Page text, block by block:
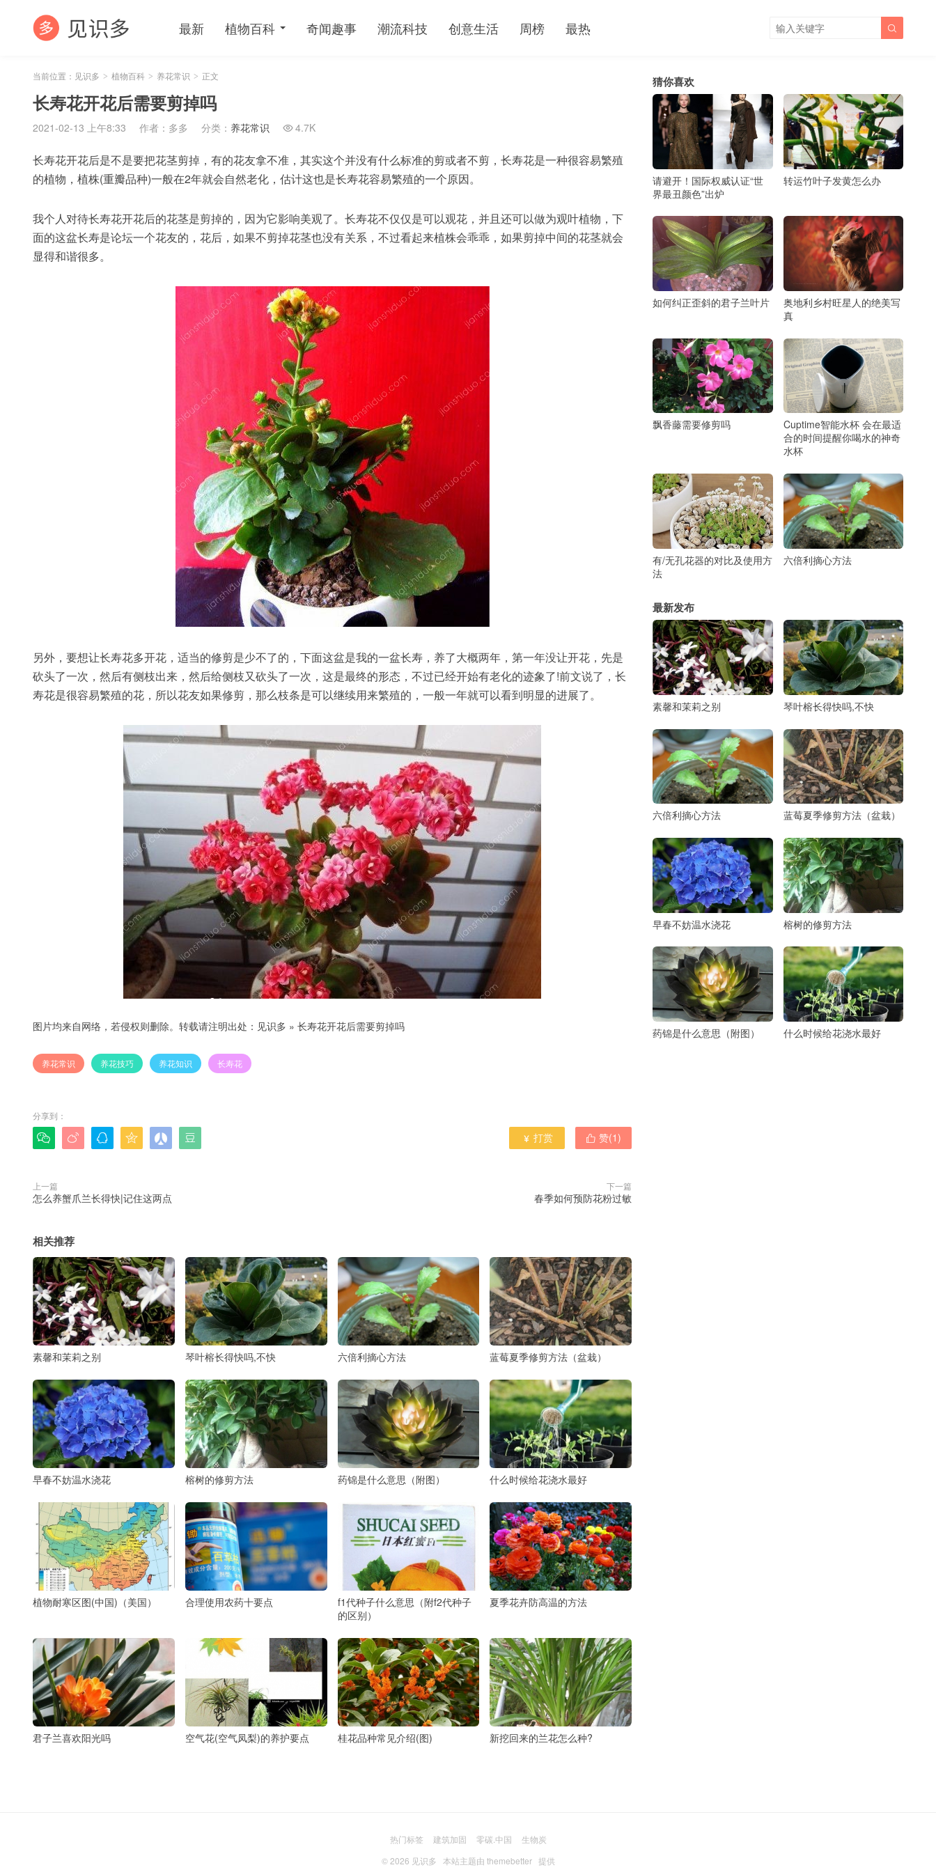
最新 植物百科 奇闻趣事 潮流科技 创意生活 周榜 最热 
当前位置： 见识多 > 植物百科 > 养花常识 > 正文
长寿花开花后需要剪掉吗
2021-02-13 上午8:33 作者：多多 分类： 养花常识  4.7K
长寿花开花后是不是要把花茎剪掉，有的花友拿不准，其实这个并没有什么标准的剪或者不剪，长寿花是一种很容易繁殖
的植物，植株(重瓣品种)一般在2年就会自然老化，估计这也是长寿花容易繁殖的一个原因。
我个人对待长寿花开花后的花茎是剪掉的，因为它影响美观了。长寿花不仅仅是可以观花，并且还可以做为观叶植物，下
面的这盆长寿是论坛一个花友的，花后，如果不剪掉花茎也没有关系，不过看起来植株会乖乖，如果剪掉中间的花茎就会
显得和谐很多。
另外，要想让长寿花多开花，适当的修剪是少不了的，下面这盆是我的一盆长寿，养了大概两年，第一年没让开花，先是
砍头了一次，然后有侧枝出来，然后给侧枝又砍头了一次，这是最终的形态，不过已经开始有老化的迹象了!前文说了，长
寿花是很容易繁殖的花，所以花友如果修剪，那么枝条是可以继续用来繁殖的，一般一年就可以看到明显的进展了。
图片均来自网络，若侵权则删除。转载请注明出处： 见识多 » 长寿花开花后需要剪掉吗
养花常识 养花技巧 养花知识 长寿花
分享到：
       赞(1)
 打赏
上一篇
怎么养蟹爪兰长得快|记住这两点
下一篇
春季如何预防花粉过敏
相关推荐
素馨和茉莉之别 琴叶榕长得快吗,不快 六倍利摘心方法 蓝莓夏季修剪方法（盆栽）
早春不妨温水浇花 榕树的修剪方法 药锦是什么意思（附图） 什么时候给花浇水最好
植物耐寒区图(中国)（美国） 合理使用农药十要点
f1代种子什么意思（附f2代种子
的区别）
夏季花卉防高温的方法
君子兰喜欢阳光吗 空气花(空气凤梨)的养护要点 桂花品种常见介绍(图) 新挖回来的兰花怎么种?
猜你喜欢
请避开！国际权威认证“世
界最丑颜色”出炉
转运竹叶子发黄怎么办
如何纠正歪斜的君子兰叶片
奥地利乡村旺星人的绝美写
真
飘香藤需要修剪吗
Cuptime智能水杯 会在最适
合的时间提醒你喝水的神奇
水杯
有/无孔花器的对比及使用方
法
六倍利摘心方法
最新发布
素馨和茉莉之别 琴叶榕长得快吗,不快
六倍利摘心方法 蓝莓夏季修剪方法（盆栽）
早春不妨温水浇花 榕树的修剪方法
药锦是什么意思（附图） 什么时候给花浇水最好
热门标签 建筑加固 零碳.中国
生物炭
© 2026 见识多 本站主题由 themebetter提供